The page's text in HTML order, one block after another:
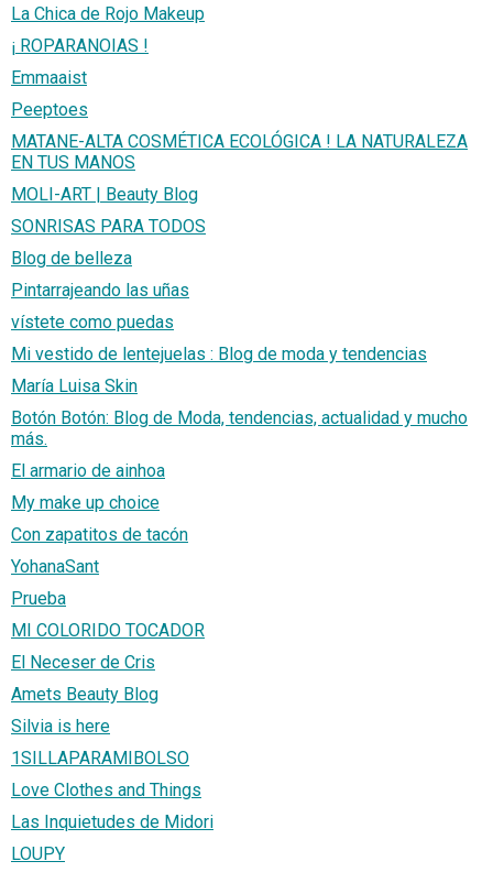
La Chica de Rojo Makeup
¡ ROPARANOIAS !
Emmaaist
Peeptoes
MATANE-ALTA COSMÉTICA ECOLÓGICA ! LA NATURALEZA
EN TUS MANOS
MOLI-ART | Beauty Blog
SONRISAS PARA TODOS
Blog de belleza
Pintarrajeando las uñas
vístete como puedas
Mi vestido de lentejuelas : Blog de moda y tendencias
María Luisa Skin
Botón Botón: Blog de Moda, tendencias, actualidad y mucho
más.
El armario de ainhoa
My make up choice
Con zapatitos de tacón
YohanaSant
Prueba
MI COLORIDO TOCADOR
El Neceser de Cris
Amets Beauty Blog
Silvia is here
1SILLAPARAMIBOLSO
Love Clothes and Things
Las Inquietudes de Midori
LOUPY